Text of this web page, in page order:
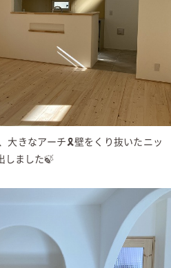
大きなアーチ🎗️壁をくり抜いたニッ
しました🍃